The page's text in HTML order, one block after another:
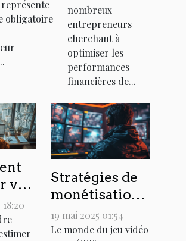
représente
obligatoire
entreprise à
Dubaï
nombreux
entrepreneurs
cherchant à
optimiser les
performances
financières de...
vos
Stratégies de
monétisation
pour les
joueurs
19 mai 2025 01:54
Le monde du jeu vidéo